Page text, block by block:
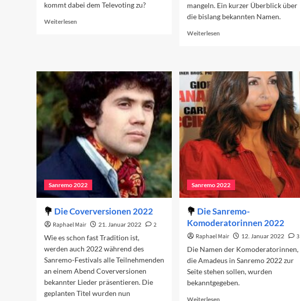
kommt dabei dem Televoting zu?
Weiterlesen
Televoting
mangeln. Ein kurzer Überblick über
die bislang bekannten Namen.
Weiterlesen
Blick
auf
die
Gästeliste
2022
Sanremo 2022
Die Coverversionen 2022
Raphael Mair 21. Januar 2022
2
Wie es schon fast Tradition ist,
werden auch 2022 während des
Sanremo-Festivals alle Teilnehmenden
an einem Abend Coverversionen
bekannter Lieder präsentieren. Die
geplanten Titel wurden nun
Sanremo 2022
Die Sanremo-
Komoderatorinnen 2022
Raphael Mair 12. Januar 2022
3
Die Namen der Komoderatorinnen,
die Amadeus in Sanremo 2022 zur
Seite stehen sollen, wurden
bekanntgegeben.
Weiterlesen